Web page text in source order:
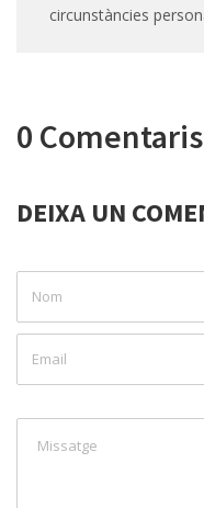
circunstàncies
0 Comentaris
DEIXA UN